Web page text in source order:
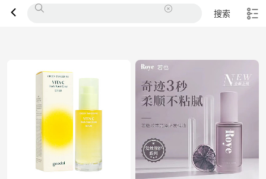
搜索